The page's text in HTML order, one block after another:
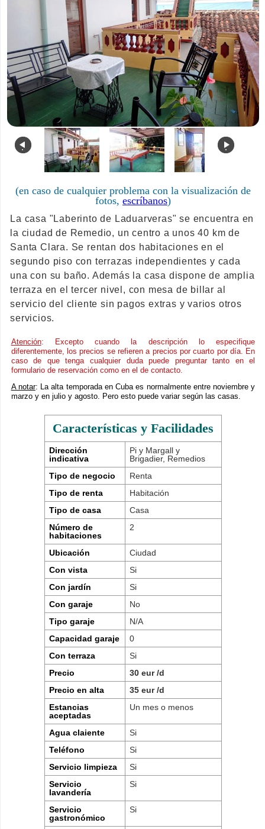
. .
(en caso de cualquier problema con la visualización de
fotos, escríbanos)
La casa "Laberinto de Laduarveras" se encuentra en
la ciudad de Remedio, un centro a unos 40 km de
Santa Clara. Se rentan dos habitaciones en el
segundo piso con terrazas independientes y cada
una con su baño. Además la casa dispone de amplia
terraza en el tercer nivel, con mesa de billar al
servicio del cliente sin pagos extras y varios otros
servicios.
Atención: Excepto cuando la descripción lo especifique
diferentemente, los precios se refieren a precios por cuarto por día. En
caso de que tenga cualquier duda puede preguntar tanto en el
formulario de reservación como en el de contacto.
A notar: La alta temporada en Cuba es normalmente entre noviembre y
marzo y en julio y agosto. Pero esto puede variar según las casas.
Características y Facilidades
Dirección
indicativa
Pi y Margall y
Brigadier, Remedios
Tipo de negocio
Renta
Tipo de renta
Habitación
Tipo de casa
Casa
Número de
habitaciones
2
Ubicación
Ciudad
Con vista
Si
Con jardín
Si
Con garaje
No
Tipo garaje
N/A
Capacidad garaje
0
Con terraza
Si
Precio
30 eur /d
Precio en alta
35 eur /d
Estancias
aceptadas
Un mes o menos
Agua claiente
Si
Teléfono
Si
Servicio limpieza
Si
Servicio
lavandería
Si
Servicio
gastronómico
Si